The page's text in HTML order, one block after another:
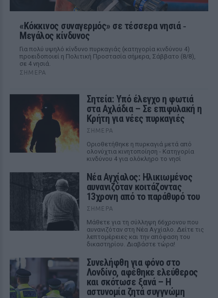
«Κόκκινος συναγερμός» σε τέσσερα νησιά ‑
Μεγάλος κίνδυνος
Για πολύ υψηλό κίνδυνο πυρκαγιάς (κατηγορία κινδύνου 4)
προειδοποιεί η Πολιτική Προστασία σήμερα, Σάββατο (8/8),
σε 4 νησιά.
ΣΉΜΕΡΑ
Σητεία: Υπό έλεγχο η φωτιά
στα Αχλάδια – Σε επιφυλακή η
Κρήτη για νέες πυρκαγιές
ΣΉΜΕΡΑ
Οριοθετήθηκε η πυρκαγιά μετά από
ολονύχτια κινητοποίηση - Κατηγορία
κινδύνου 4 για ολόκληρο το νησί
Νέα Αγχίαλος: Ηλικιωμένος
αυνανιζόταν κοιτάζοντας
13χρονη από το παράθυρό του
ΣΉΜΕΡΑ
Μάθετε για τη σύλληψη 66χρονου που
αυνανιζόταν στη Νέα Αγχίαλο. Δείτε τις
λεπτομέρειες και την απόφαση του
δικαστηρίου. Διαβάστε τώρα!
Συνελήφθη για φόνο στο
Λονδίνο, αφέθηκε ελεύθερος
και σκότωσε ξανά – Η
αστυνομία ζητά συγγνώμη